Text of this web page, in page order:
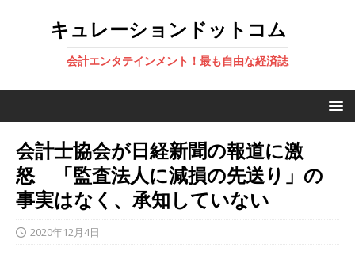
キュレーションドットコム
会計エンタテインメント！最も自由な経済誌
会計士協会が日経新聞の報道に激
怒 「監査法人に減損の先送り」の
事実はなく、承知していない
2020年12月4日